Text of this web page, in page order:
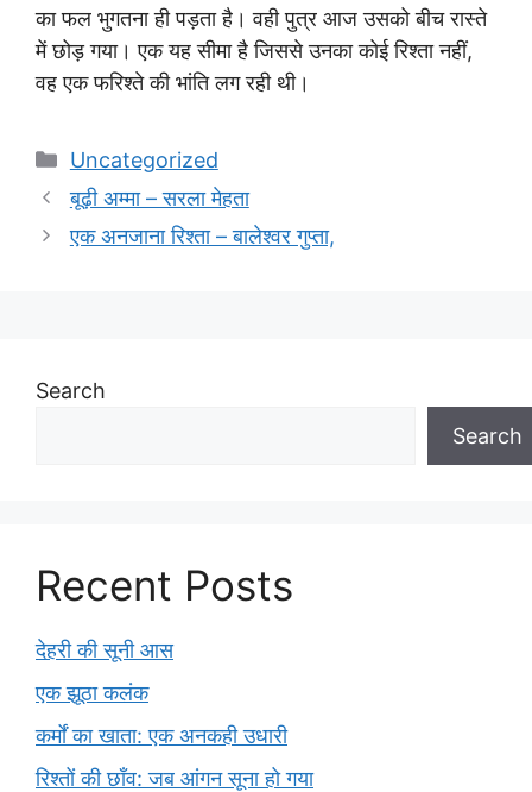
का फल भुगतना ही पड़ता है। वही पुत्र आज उसको बीच रास्ते
में छोड़ गया। एक यह सीमा है जिससे उनका कोई रिश्ता नहीं,
वह एक फरिश्ते की भांति लग रही थी।
Categories
Uncategorized
बूढ़ी अम्मा – सरला मेहता
एक अनजाना रिश्ता – बालेश्वर गुप्ता,
Search
Search
Recent Posts
देहरी की सूनी आस
एक झूठा कलंक
कर्मों का खाता: एक अनकही उधारी
रिश्तों की छाँव: जब आंगन सूना हो गया